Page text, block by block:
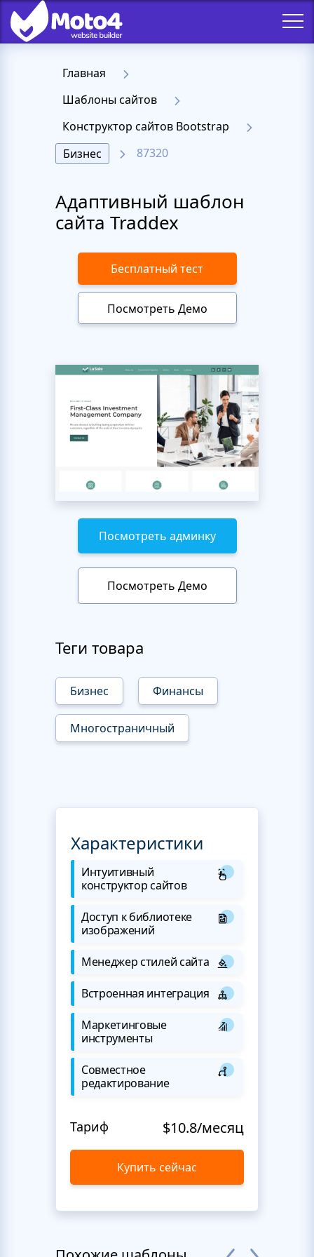
Главная
Шаблоны сайтов
Конструктор сайтов Bootstrap
Бизнес
87320
Адаптивный шаблон
сайта Traddex
Бесплатный тест
Посмотреть Демо
Посмотреть админку
Посмотреть Демо
Теги товара
Бизнес Финансы
Многостраничный
Характеристики
Интуитивный
конструктор сайтов
Доступ к библиотеке
изображений
Менеджер стилей сайта
Встроенная интеграция
Маркетинговые
инструменты
Совместное
редактирование
Тариф $10.8/месяц
Купить сейчас